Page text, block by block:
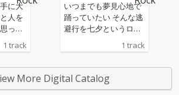
に大
人を
って
優し
に乗
1 track
いつまでも夢見心地で
踊っていたい そんな逃
避行を七夕というロマ
ンチックな季節に委ね
てみませんか あなた独
に、ファンクなリズム
を届けます
1 track
More Digital Catalog